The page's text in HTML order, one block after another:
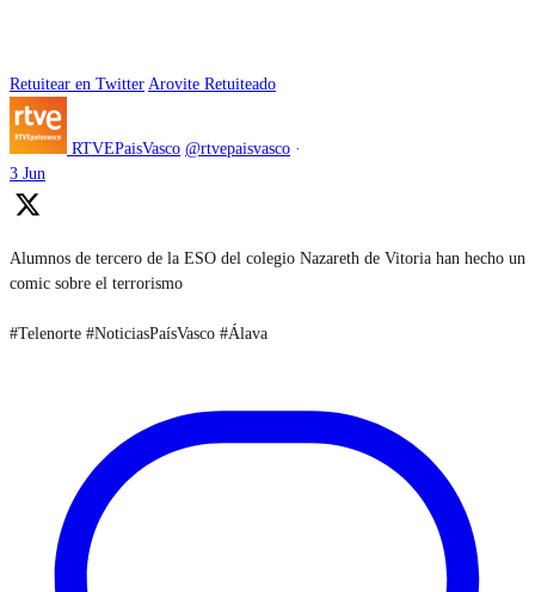
Retuitear en Twitter Arovite Retuiteado
RTVEPaisVasco @rtvepaisvasco ·
3 Jun
Alumnos de tercero de la ESO del colegio Nazareth de Vitoria han hecho un
comic sobre el terrorismo
#Telenorte #NoticiasPaísVasco #Álava